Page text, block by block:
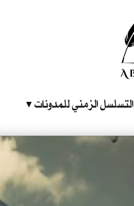
التسلسل الزمني للمدونات‎ ‎ ‎ ‎ ‎